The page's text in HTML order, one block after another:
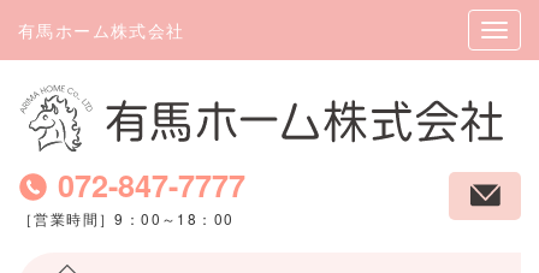
有馬ホーム株式会社
072-847-7777
［営業時間］9：00～18：00